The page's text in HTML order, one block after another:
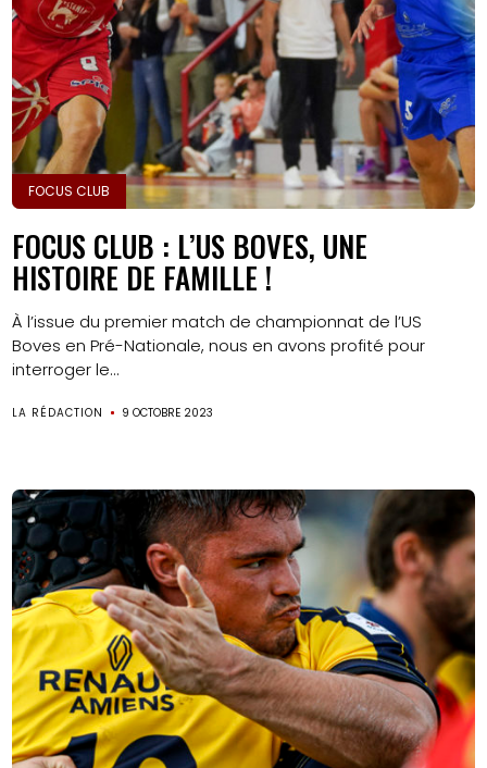
FOCUS CLUB
FOCUS CLUB : L’US BOVES, UNE
HISTOIRE DE FAMILLE !
À l’issue du premier match de championnat de l’US
Boves en Pré-Nationale, nous en avons profité pour
interroger le...
LA RÉDACTION 9 OCTOBRE 2023